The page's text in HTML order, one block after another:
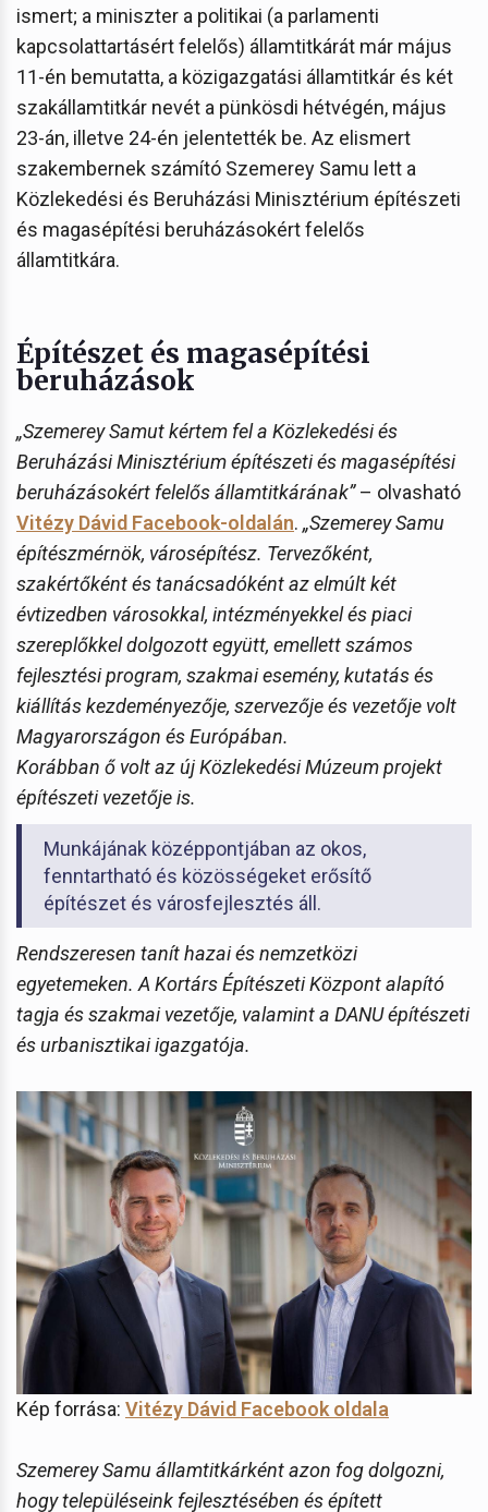
ismert; a miniszter a politikai (a parlamenti
kapcsolattartásért felelős) államtitkárát már május
11-én bemutatta, a közigazgatási államtitkár és két
szakállamtitkár nevét a pünkösdi hétvégén, május
23-án, illetve 24-én jelentették be. Az elismert
szakembernek számító Szemerey Samu lett a
Közlekedési és Beruházási Minisztérium építészeti
és magasépítési beruházásokért felelős
államtitkára.
Építészet és magasépítési
beruházások
„Szemerey Samut kértem fel a Közlekedési és
Beruházási Minisztérium építészeti és magasépítési
beruházásokért felelős államtitkárának”– olvasható
Vitézy Dávid Facebook-oldalán. „Szemerey Samu
építészmérnök, városépítész. Tervezőként,
szakértőként és tanácsadóként az elmúlt két
évtizedben városokkal, intézményekkel és piaci
szereplőkkel dolgozott együtt, emellett számos
fejlesztési program, szakmai esemény, kutatás és
kiállítás kezdeményezője, szervezője és vezetője volt
Magyarországon és Európában.
Korábban ő volt az új Közlekedési Múzeum projekt
építészeti vezetője is.
Munkájának középpontjában az okos,
fenntartható és közösségeket erősítő
építészet és városfejlesztés áll.
Rendszeresen tanít hazai és nemzetközi
egyetemeken. A Kortárs Építészeti Központ alapító
tagja és szakmai vezetője, valamint a DANU építészeti
és urbanisztikai igazgatója.
Kép forrása: Vitézy Dávid Facebook oldala
Szemerey Samu államtitkárként azon fog dolgozni,
hogy településeink fejlesztésében és épített